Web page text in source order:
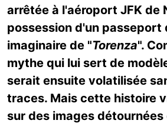
arrêtée à l'aéroport JFK de
possession d'un passeport
imaginaire de "Torenza".
mythe qui lui sert de
serait ensuite volatilisée
traces. Mais cette histoire
sur des images